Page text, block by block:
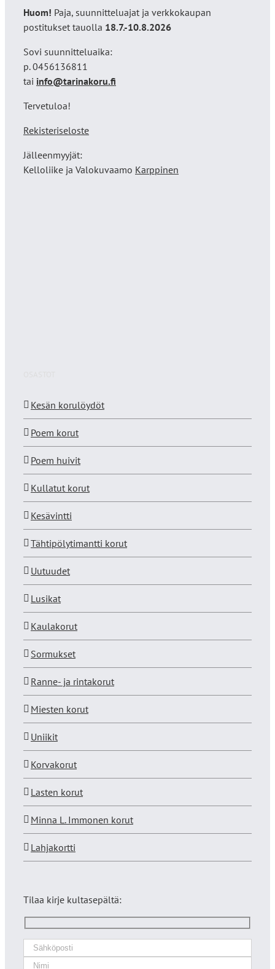
Huom! Paja, suunnitteluajat ja verkkokaupan
postitukset tauolla 18.7.-10.8.2026
Sovi suunnitteluaika:
p. 0456136811
tai info@tarinakoru.fi
Tervetuloa!
Rekisteriseloste
Jälleenmyyjät:
Kelloliike ja Valokuvaamo Karppinen
Kesän korulöydöt
Poem korut
Poem huivit
Kullatut korut
Kesävintti
Tähtipölytimantti korut
Uutuudet
Lusikat
Kaulakorut
Sormukset
Ranne- ja rintakorut
Miesten korut
Uniikit
Korvakorut
Lasten korut
Minna L. Immonen korut
Lahjakortti
Tilaa kirje kultasepältä: